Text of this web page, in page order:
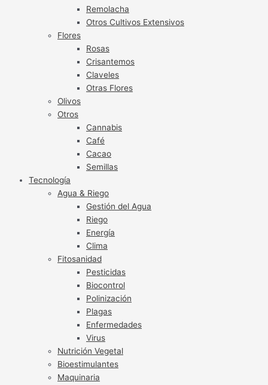
Remolacha
Otros Cultivos Extensivos
Flores
Rosas
Crisantemos
Claveles
Otras Flores
Olivos
Otros
Cannabis
Café
Cacao
Semillas
Tecnología
Agua & Riego
Gestión del Agua
Riego
Energía
Clima
Fitosanidad
Pesticidas
Biocontrol
Polinización
Plagas
Enfermedades
Virus
Nutrición Vegetal
Bioestimulantes
Maquinaria